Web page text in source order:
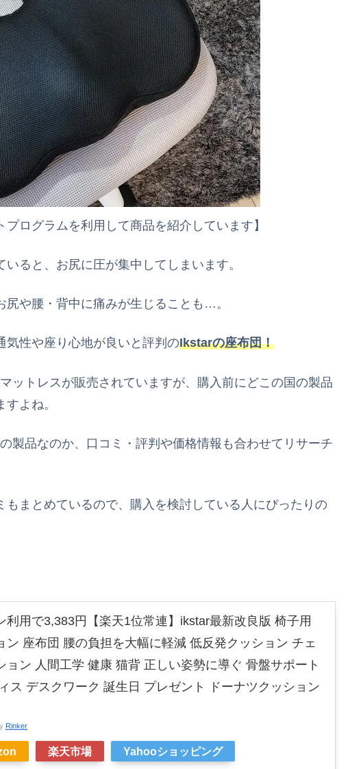
プログラムを利用して商品を紹介しています】
ると、お尻に圧が集中してしまいます。
尻や腰・背中に痛みが生じることも…。
気性や座り心地が良いと評判のIkstarの座布団！
ットレスが販売されていますが、購入前にどこの国の製品
よね。
製品なのか、口コミ・評判や価格情報も合わせてリサーチ
もまとめているので、購入を検討している人にぴったりの
利用で3,383円【楽天1位常連】ikstar最新改良版 椅子用
ン 座布団 腰の負担を大幅に軽減 低反発クッション チェ
ョン 人間工学 健康 猫背 正しい姿勢に導ぐ 骨盤サポート
ス デスクワーク 誕生日 プレゼント ドーナツクッション
Rinker
楽天市場 Yahooショッピング